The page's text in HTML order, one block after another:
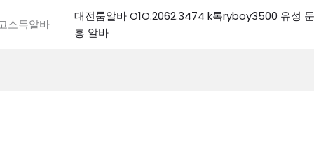
소득알바
대전룸알바 O1O.2062.3474 k톡ryboy3500 유성
흥 알바